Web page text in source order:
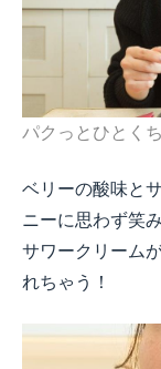
パクっとひとく
ベリーの酸味と
ニーに思わず笑
サワークリーム
れちゃう！